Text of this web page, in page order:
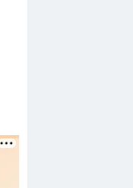
Кубок России, видеообзор
матча